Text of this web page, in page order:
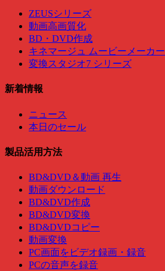
ZEUSシリーズ
動画高画質化
BD・DVD作成
キネマージュ ムービーメーカー
変換スタジオ7 シリーズ
新着情報
ニュース
本日のセール
製品活用方法
BD&DVD＆動画 再生
動画ダウンロード
BD&DVD作成
BD&DVD変換
BD&DVDコピー
動画変換
PC画面をビデオ録画・録音
PCの音声を録音